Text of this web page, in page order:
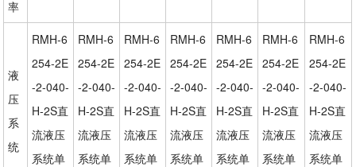
率
液
压
系
统
RMH-6
254-2E
-2-040-
H-2S直
流液压
系统单
RMH-6
254-2E
-2-040-
H-2S直
流液压
系统单
RMH-6
254-2E
-2-040-
H-2S直
流液压
系统单
RMH-6
254-2E
-2-040-
H-2S直
流液压
系统单
RMH-6
254-2E
-2-040-
H-2S直
流液压
系统单
RMH-6
254-2E
-2-040-
H-2S直
流液压
系统单
RMH-6
254-2E
-2-040-
H-2S直
流液压
系统单